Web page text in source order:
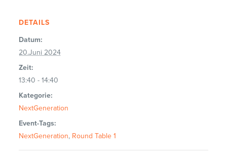
DETAILS
Datum:
20.Juni 2024
Zeit:
13:40 - 14:40
Kategorie:
NextGeneration
Event-Tags:
NextGeneration, Round Table 1